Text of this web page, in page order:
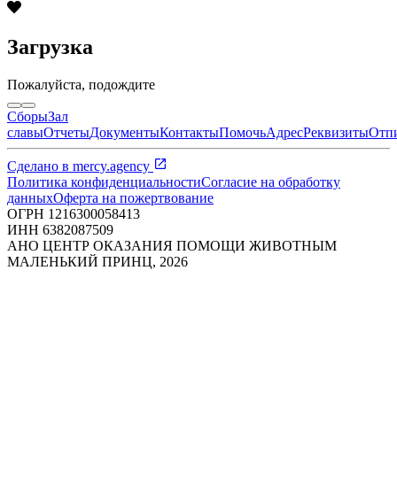
Загрузка
Пожалуйста, подождите
СборыЗал
славыОтчетыДокументыКонтактыПомочьАдресРеквизиты
Сделано в mercy.agency
Политика конфиденциальностиСогласие на обработку
данныхОферта на пожертвование
ОГРН 1216300058413
ИНН 6382087509
АНО ЦЕНТР ОКАЗАНИЯ ПОМОЩИ ЖИВОТНЫМ
МАЛЕНЬКИЙ ПРИНЦ, 2026